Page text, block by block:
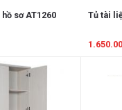
sơ AT1260 Tủ tài